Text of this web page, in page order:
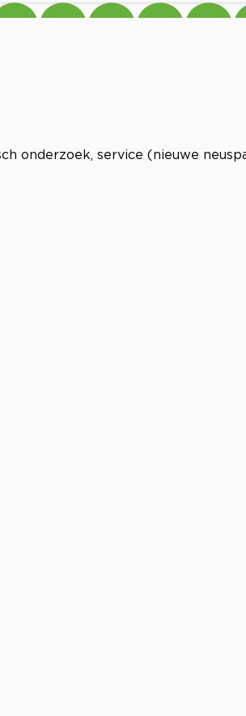
onderzoek, service (nieuwe